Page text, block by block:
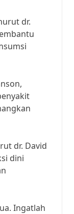
dr.
dr. David
dini
Ingatlah